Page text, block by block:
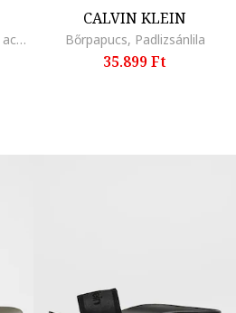
Kétmutatós rozsdamentes acél karóra, Rózsaarany
CALVIN KLEIN
Bőrpapucs, Padlizsánlila
35.899 Ft